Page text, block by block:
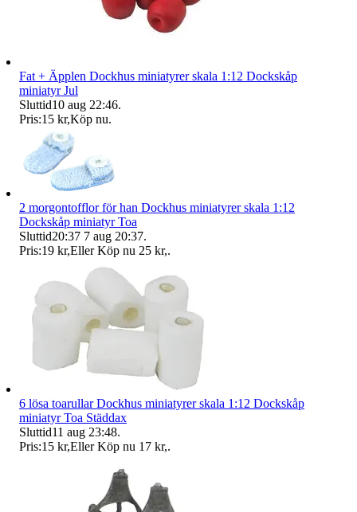
Fat + Äpplen Dockhus miniatyrer skala 1:12 Dockskåp
miniatyr Jul
Sluttid10 aug 22:46.
Pris:15 kr,Köp nu.
2 morgontofflor för han Dockhus miniatyrer skala 1:12
Dockskåp miniatyr Toa
Sluttid20:37 7 aug 20:37.
Pris:19 kr,Eller Köp nu 25 kr,.
6 lösa toarullar Dockhus miniatyrer skala 1:12 Dockskåp
miniatyr Toa Städdax
Sluttid11 aug 23:48.
Pris:15 kr,Eller Köp nu 17 kr,.